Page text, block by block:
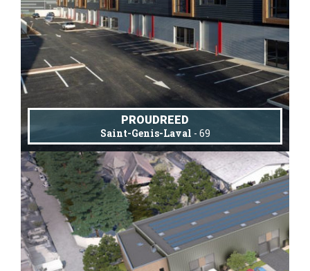
PROUDREED
Saint-Genis-Laval - 69